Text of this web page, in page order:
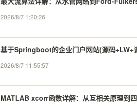
2026/8/7 1:20:26
基于Springboot的企业门户网站(源码+LW+
2026/8/7 11:55:57
MATLAB xcorr函数详解：从互相关原理到